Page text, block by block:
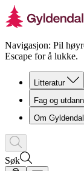
Navigasjon: Pil
Escape for å lukke.
Litteratur
Fag og
Om Gyldendal
Søk